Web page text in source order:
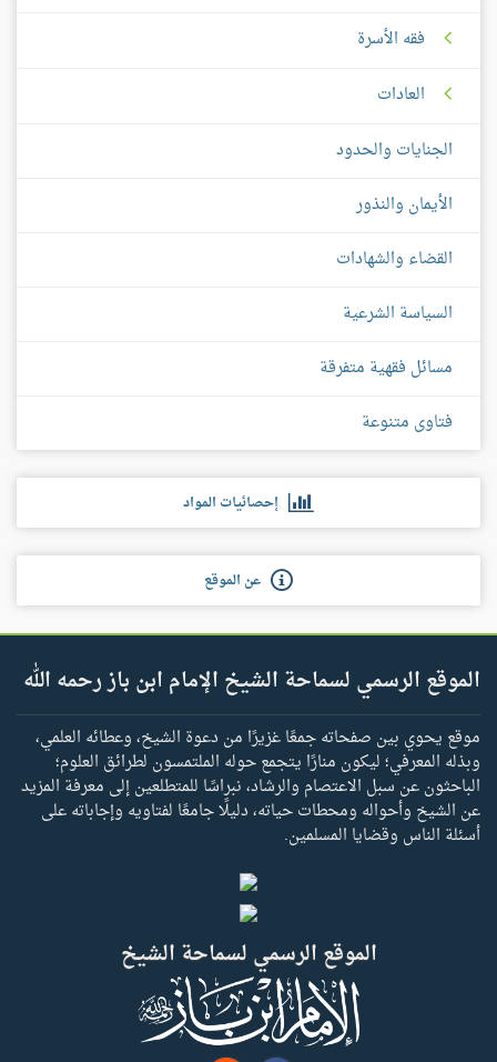
فقه الأسرة
العادات
الجنايات والحدود
الأيمان والنذور
القضاء والشهادات
السياسة الشرعية
مسائل فقهية متفرقة
فتاوى متنوعة
إحصائيات المواد
عن الموقع
الموقع الرسمي لسماحة الشيخ الإمام ابن باز رحمه الله
موقع يحوي بين صفحاته جمعًا غزيرًا من دعوة الشيخ، وعطائه العلمي،
وبذله المعرفي؛ ليكون منارًا يتجمع حوله الملتمسون لطرائق العلوم؛
الباحثون عن سبل الاعتصام والرشاد، نبراسًا للمتطلعين إلى معرفة المزيد
عن الشيخ وأحواله ومحطات حياته، دليلًا جامعًا لفتاويه وإجاباته على
أسئلة الناس وقضايا المسلمين.
الموقع الرسمي لسماحة الشيخ